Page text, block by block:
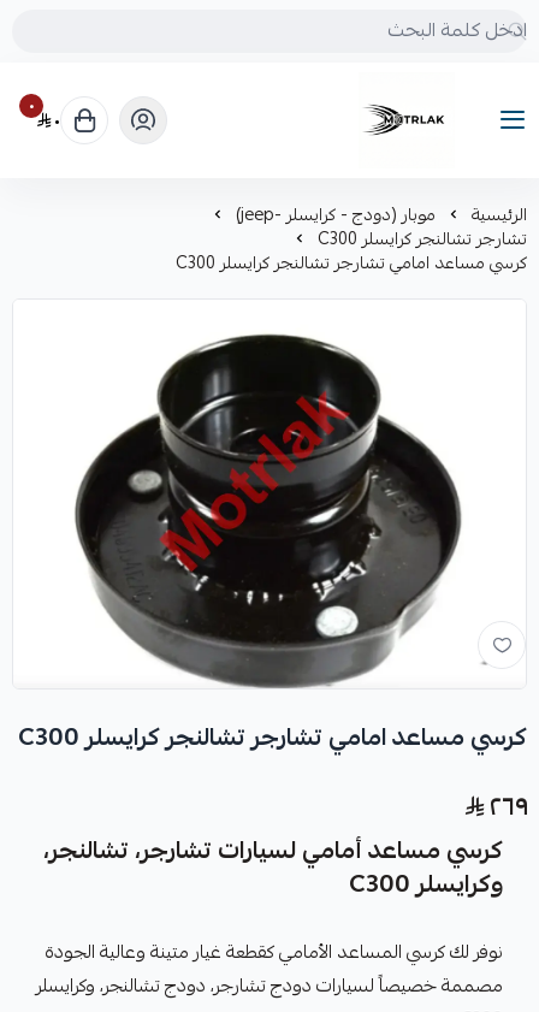
Motrlak
٠ ٠
الرئيسية موبار (دودج - كرايسلر -jeep)
تشارجر تشالنجر كرايسلر C300
كرسي مساعد امامي تشارجر تشالنجر كرايسلر C300
كرسي مساعد امامي تشارجر تشالنجر كرايسلر C300
٢٦٩
كرسي مساعد أمامي لسيارات تشارجر، تشالنجر،
وكرايسلر C300
نوفر لك كرسي المساعد الأمامي كقطعة غيار متينة وعالية الجودة
مصممة خصيصاً لسيارات دودج تشارجر، دودج تشالنجر، وكرايسلر